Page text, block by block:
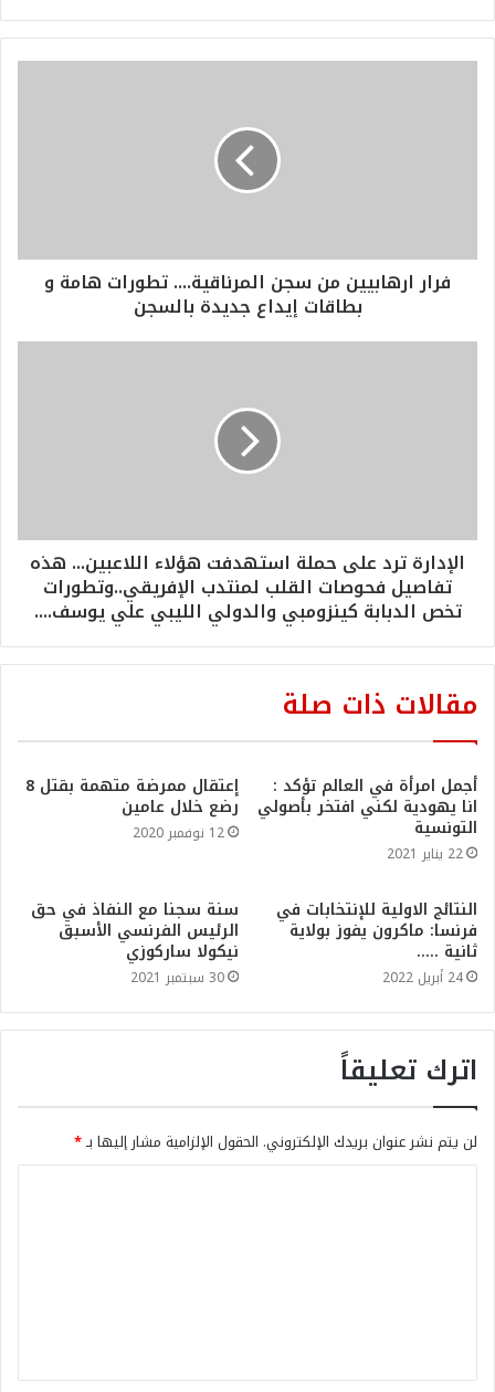
فرار ارهابيين من سجن المرناقية.... تطورات هامة و
بطاقات إيداع جديدة بالسجن
الإدارة ترد على حملة استهدفت هؤلاء اللاعبين... هذه
تفاصيل فحوصات القلب لمنتدب الإفريقي..وتطورات
تخص الدبابة كينزومبي والدولي الليبي علي يوسف....
مقالات ذات صلة
أجمل امرأة في العالم تؤكد :
انا يهودية لكني افتخر بأصولي
التونسية
22 يناير 2021
إعتقال ممرضة متهمة بقتل 8
رضع خلال عامين
12 نوفمبر 2020
النتائج الاولية للإنتخابات في
فرنسا: ماكرون يفوز بولاية
ثانية …..
24 أبريل 2022
سنة سجنا مع النفاذ في حق
الرئيس الفرنسي الأسبق
نيكولا ساركوزي
30 سبتمبر 2021
اترك تعليقاً
لن يتم نشر عنوان بريدك الإلكتروني. الحقول الإلزامية مشار إليها بـ*